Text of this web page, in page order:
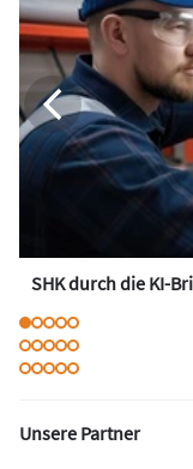
SHK durch die KI-
Unsere Partner